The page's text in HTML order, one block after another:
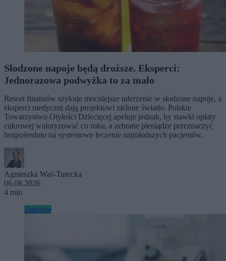
Słodzone napoje będą droższe. Eksperci:
Jednorazowa podwyżka to za mało
Resort finansów szykuje mocniejsze uderzenie w słodzone napoje, a
eksperci medyczni dają projektowi zielone światło. Polskie
Towarzystwo Otyłości Dziecięcej apeluje jednak, by stawki opłaty
cukrowej waloryzować co roku, a zebrane pieniądze przeznaczyć
bezpośrednio na systemowe leczenie najmłodszych pacjentów.
Agnieszka Waś-Turecka
06.08.2026
4 min
Zdrowie